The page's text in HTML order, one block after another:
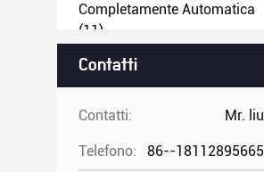
Completamente Automatica
(11)
Macchine Di Riempimento E
Copertura Completamente
Automatiche
Macchine Semiautomatiche
Contatti
Contatti: Mr. liu
Telefono: 86--18112895665